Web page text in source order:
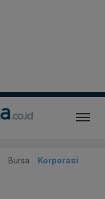
Bursa Korporasi